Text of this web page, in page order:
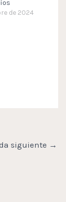
de 2024
siguiente →